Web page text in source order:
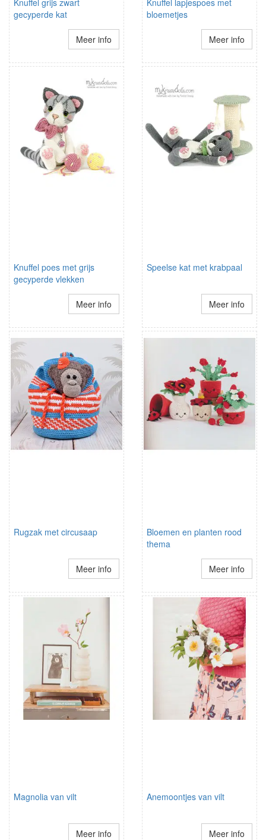
Knuffel grijs zwart
gecyperde kat
Meer info
Knuffel lapjespoes met
bloemetjes
Meer info
Knuffel poes met grijs
gecyperde vlekken
Meer info
Speelse kat met krabpaal
Meer info
Rugzak met circusaap
Meer info
Bloemen en planten rood
thema
Meer info
Magnolia van vilt
Meer info
Anemoontjes van vilt
Meer info